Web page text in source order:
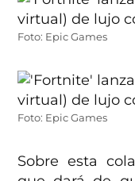
Foto: Epic Games
Foto: Epic Games
Sobre esta